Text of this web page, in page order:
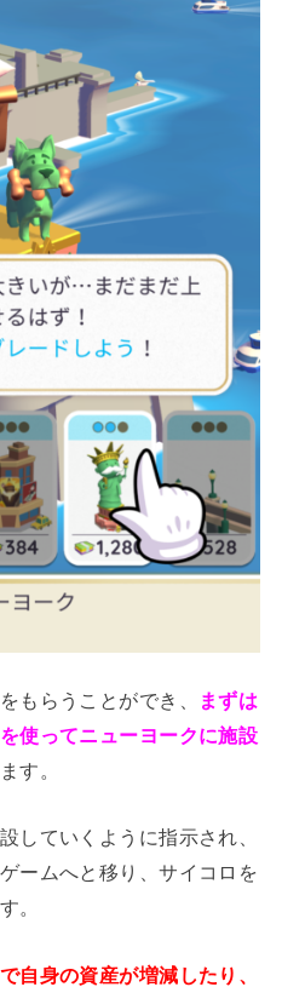
もらうことができ、
まずは
使ってニューヨークに施設
す。
していくように指示され、
ームへと移り、サイコロを
。
自身の資産が増減したり、